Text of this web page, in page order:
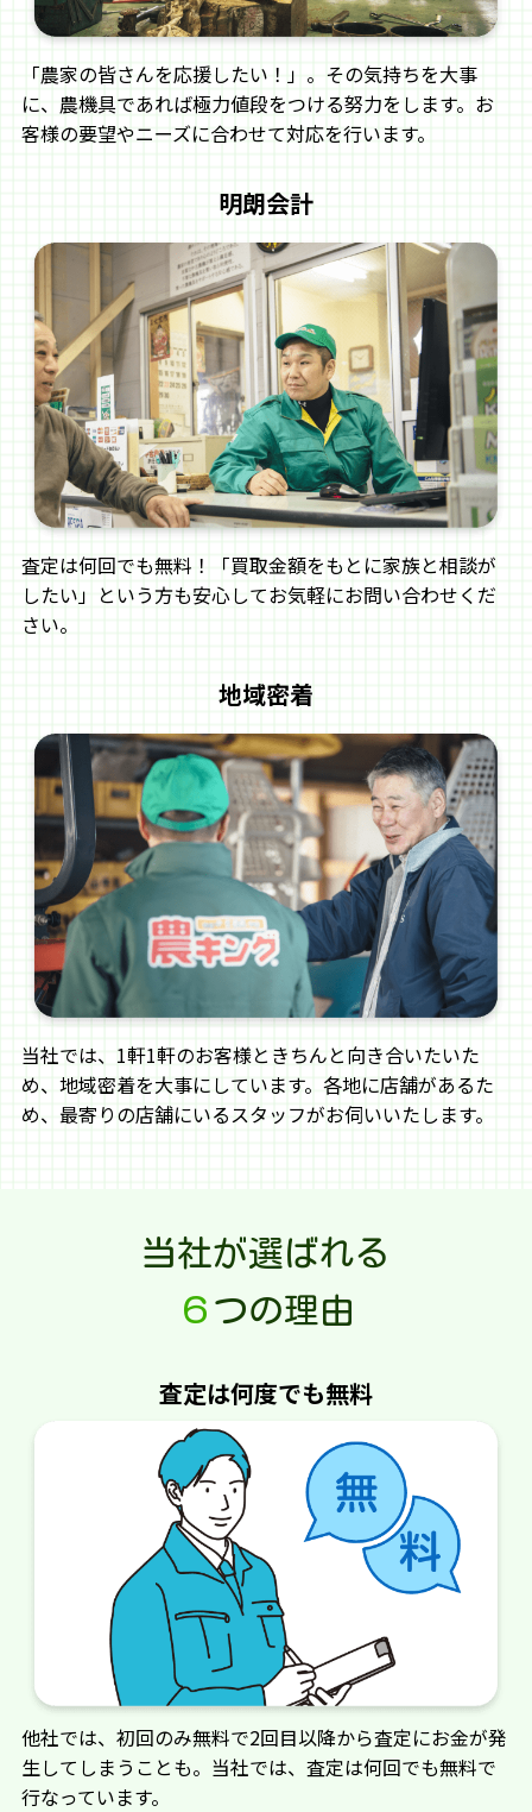
「農家の皆さんを応援したい！」。その気持ちを大事
に、農機具であれば極力値段をつける努力をします。お
客様の要望やニーズに合わせて対応を行います。
明朗会計
査定は何回でも無料！「買取金額をもとに家族と相談が
したい」という方も安心してお気軽にお問い合わせくだ
さい。
地域密着
当社では、1軒1軒のお客様ときちんと向き合いたいた
め、地域密着を大事にしています。各地に店舗があるた
め、最寄りの店舗にいるスタッフがお伺いいたします。
当社が選ばれる
６ つの理由
査定は何度でも無料
他社では、初回のみ無料で2回目以降から査定にお金が発
生してしまうことも。当社では、査定は何回でも無料で
行なっています。